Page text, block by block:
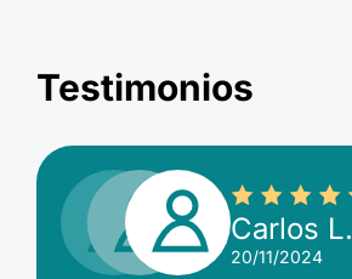
Testimonios
Carlos L.
20/11/2024